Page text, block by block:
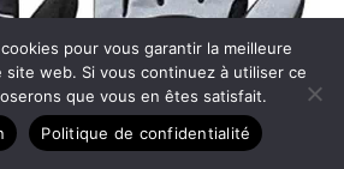
pour vous garantir la meilleure
web. Si vous continuez à utiliser ce
que vous en êtes satisfait.
Politique de confidentialité